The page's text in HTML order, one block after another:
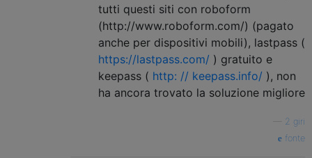
tutti questi siti con roboform
(http://www.roboform.com/) (pagato
anche per dispositivi mobili), lastpass (
https://lastpass.com/ ) gratuito e
keepass ( http: // keepass.info/ ), non
ha ancora trovato la soluzione migliore
2 giri
fonte